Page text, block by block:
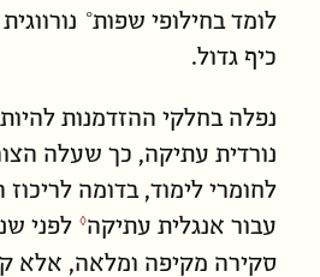
לומד בחילופי שפות
כיף גדול.
נפלה בחלקי ההזדמנות
נורדית עתיקה, כך שעלה
לחומרי לימוד, בדומה ל
עבור אנגלית עתיקה
לפני
סקירה מקיפה ומלאה, אלא